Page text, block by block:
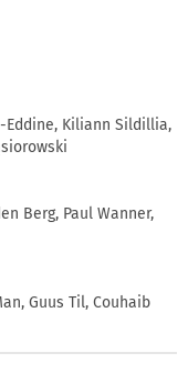
Eddine, Kiliann Sildillia,
Berg, Paul Wanner,
Guus Til, Couhaib